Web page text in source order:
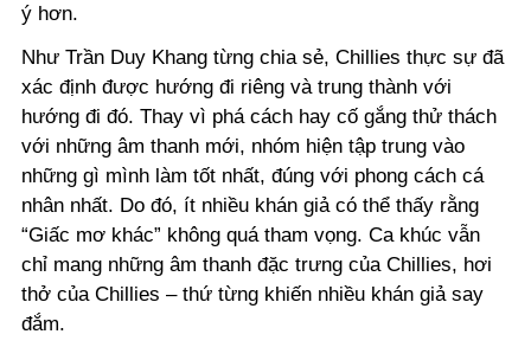
ý hơn.
Như Trần Duy Khang từng chia sẻ, Chillies thực sự đã
xác định được hướng đi riêng và trung thành với
hướng đi đó. Thay vì phá cách hay cố gắng thử thách
với những âm thanh mới, nhóm hiện tập trung vào
những gì mình làm tốt nhất, đúng với phong cách cá
nhân nhất. Do đó, ít nhiều khán giả có thể thấy rằng
“Giấc mơ khác” không quá tham vọng. Ca khúc vẫn
chỉ mang những âm thanh đặc trưng của Chillies, hơi
thở của Chillies – thứ từng khiến nhiều khán giả say
đắm.